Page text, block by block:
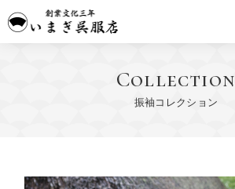
Collection
振袖コレクション